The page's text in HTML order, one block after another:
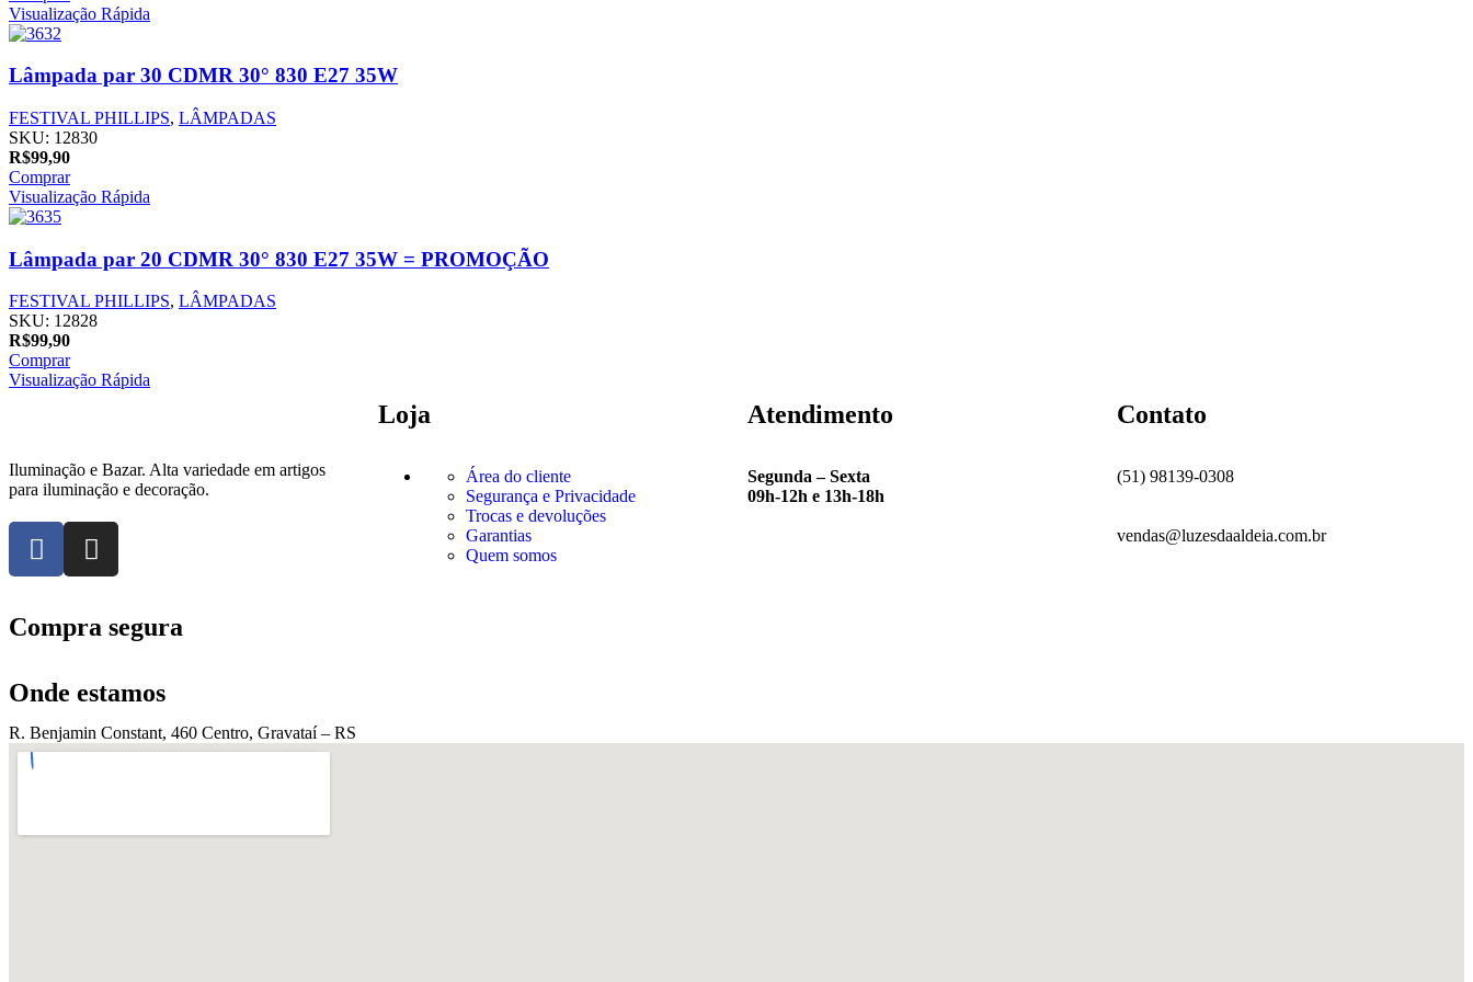
Visualização Rápida
Lâmpada par 30 CDMR 30° 830 E27 35W
FESTIVAL PHILLIPS, LÂMPADAS
SKU: 12830
R$99,90
Comprar
Visualização Rápida
Lâmpada par 20 CDMR 30° 830 E27 35W = PROMOÇÃO
FESTIVAL PHILLIPS, LÂMPADAS
SKU: 12828
R$99,90
Comprar
Visualização Rápida
Iluminação e Bazar. Alta variedade em artigos
para iluminação e decoração.
Loja
Área do cliente
Segurança e Privacidade
Trocas e devoluções
Garantias
Quem somos
Atendimento
Segunda – Sexta
09h-12h e 13h-18h
Contato
(51) 98139-0308
vendas@luzesdaaldeia.com.br
Compra segura
Onde estamos
R. Benjamin Constant, 460 Centro, Gravataí – RS